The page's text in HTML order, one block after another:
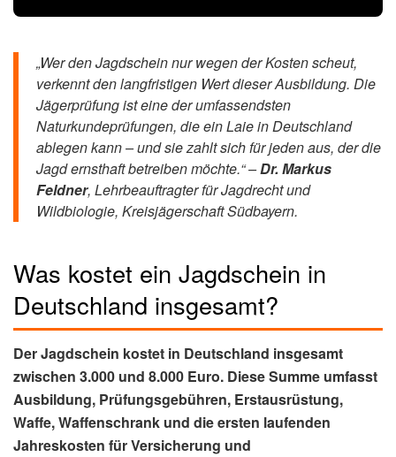
„Wer den Jagdschein nur wegen der Kosten scheut,
verkennt den langfristigen Wert dieser Ausbildung. Die
Jägerprüfung ist eine der umfassendsten
Naturkundeprüfungen, die ein Laie in Deutschland
ablegen kann – und sie zahlt sich für jeden aus, der die
Jagd ernsthaft betreiben möchte.“ –Dr. Markus
Feldner, Lehrbeauftragter für Jagdrecht und
Wildbiologie, Kreisjägerschaft Südbayern.
Was kostet ein Jagdschein in
Deutschland insgesamt?
Der Jagdschein kostet in Deutschland insgesamt
zwischen 3.000 und 8.000 Euro. Diese Summe umfasst
Ausbildung, Prüfungsgebühren, Erstausrüstung,
Waffe, Waffenschrank und die ersten laufenden
Jahreskosten für Versicherung und